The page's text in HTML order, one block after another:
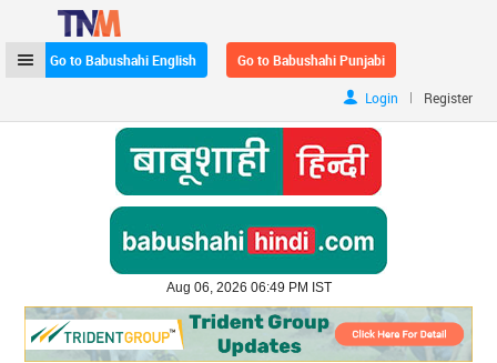
Go to Babushahi English Go to Babushahi Punjabi
Login | Register
Aug 06, 2026 06:49 PM IST